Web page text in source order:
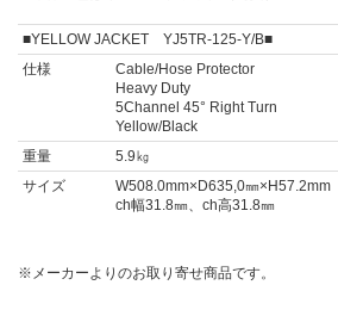
■YELLOW JACKET YJ5TR-125-Y/B■
仕様
Cable/Hose Protector
Heavy Duty
5Channel 45° Right Turn
Yellow/Black
重量
5.9㎏
サイズ
W508.0mm×D635,0㎜×H57.2mm
ch幅31.8㎜、ch高31.8㎜
※メーカーよりのお取り寄せ商品です。